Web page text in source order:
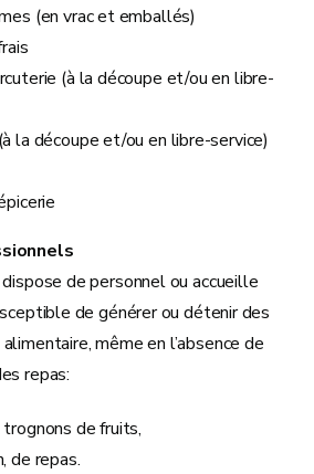
(en vrac et emballés)
(à la découpe et/ou en libre-
la découpe et/ou en libre-service)
de personnel ou accueille
de générer ou détenir des
même en l’absence de
repas:
de fruits,
de repas.